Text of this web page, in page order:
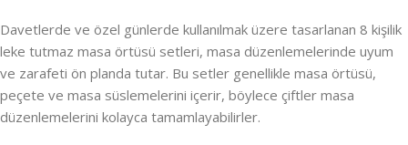
Davetlerde ve özel günlerde kullanılmak üzere tasarlanan 8 kişilik
leke tutmaz masa örtüsü setleri, masa düzenlemelerinde uyum
ve zarafeti ön planda tutar. Bu setler genellikle masa örtüsü,
peçete ve masa süslemelerini içerir, böylece çiftler masa
düzenlemelerini kolayca tamamlayabilirler.